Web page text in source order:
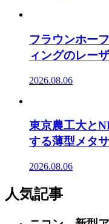
フラウンホー
ィングのレー
2026.08.06
東京農工大と
する薄型メタ
2026.08.06
人気記事